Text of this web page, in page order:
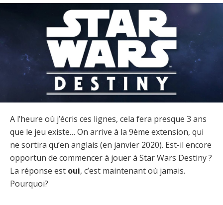
A l’heure où j’écris ces lignes, cela fera presque 3 ans
que le jeu existe… On arrive à la 9ème extension, qui
ne sortira qu’en anglais (en janvier 2020). Est-il encore
opportun de commencer à jouer à Star Wars Destiny ?
La réponse est oui, c’est maintenant où jamais.
Pourquoi?